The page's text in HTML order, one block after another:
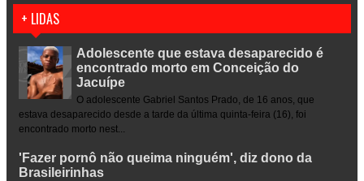
+ LIDAS
Adolescente que estava desaparecido é
encontrado morto em Conceição do
Jacuípe
O adolescente Gabriel Santos Prado, de 16 anos, que
estava desaparecido desde a tarde da última quinta-feira (16), foi
encontrado morto nest...
'Fazer pornô não queima ninguém', diz dono da
Brasileirinhas